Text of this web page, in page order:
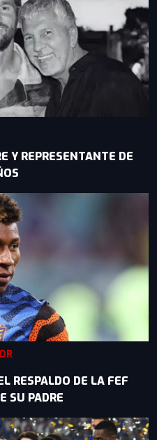
Y REPRESENTANTE DE
RESPALDO DE LA FEF
SU PADRE